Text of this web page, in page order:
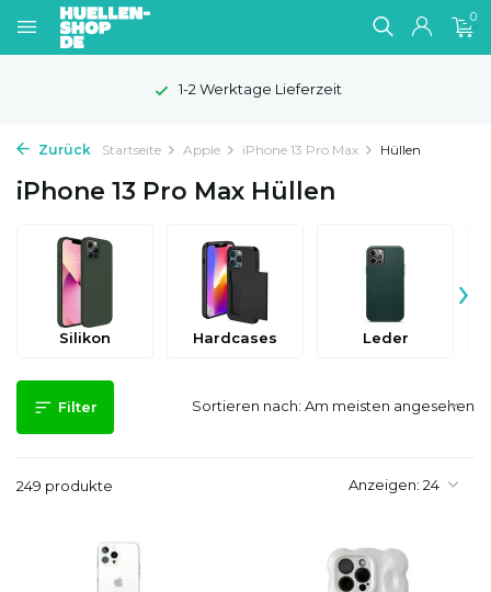
0
1-2 Werktage Lieferzeit
Zurück Startseite Apple iPhone 13 Pro Max Hüllen
iPhone 13 Pro Max Hüllen
Silikon Hardcases Leder
›
Filter
249 produkte Anzeigen:
Sortieren nach: